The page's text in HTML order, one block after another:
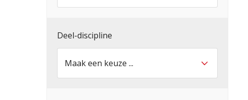
Deel-discipline